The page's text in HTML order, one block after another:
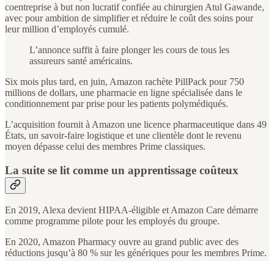
coentreprise à but non lucratif confiée au chirurgien Atul Gawande,
avec pour ambition de simplifier et réduire le coût des soins pour
leur million d’employés cumulé.
L’annonce suffit à faire plonger les cours de tous les
assureurs santé américains.
Six mois plus tard, en juin, Amazon rachète PillPack pour 750
millions de dollars, une pharmacie en ligne spécialisée dans le
conditionnement par prise pour les patients polymédiqués.
L’acquisition fournit à Amazon une licence pharmaceutique dans 49
États, un savoir-faire logistique et une clientèle dont le revenu
moyen dépasse celui des membres Prime classiques.
La suite se lit comme un apprentissage coûteux
En 2019, Alexa devient HIPAA-éligible et Amazon Care démarre
comme programme pilote pour les employés du groupe.
En 2020, Amazon Pharmacy ouvre au grand public avec des
réductions jusqu’à 80 % sur les génériques pour les membres Prime.